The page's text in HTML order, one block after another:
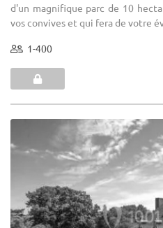
d'un magnifique parc de 10
vos convives et qui fera de votre
1-400